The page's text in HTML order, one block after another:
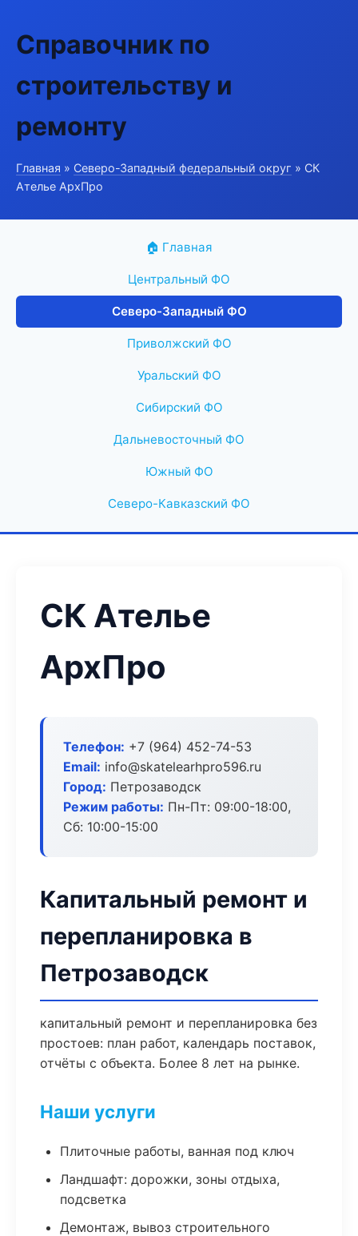
Справочник по
строительству и
ремонту
Главная » Северо-Западный федеральный округ » СК
Ателье АрхПро
🏠 Главная
Центральный ФО
Северо-Западный ФО
Приволжский ФО
Уральский ФО
Сибирский ФО
Дальневосточный ФО
Южный ФО
Северо-Кавказский ФО
СК Ателье
АрхПро
Телефон: +7 (964) 452-74-53
Email: info@skatelearhpro596.ru
Город: Петрозаводск
Режим работы: Пн-Пт: 09:00-18:00,
Сб: 10:00-15:00
Капитальный ремонт и
перепланировка в
Петрозаводск
капитальный ремонт и перепланировка без
простоев: план работ, календарь поставок,
отчёты с объекта. Более 8 лет на рынке.
Наши услуги
Плиточные работы, ванная под ключ
Ландшафт: дорожки, зоны отдыха,
подсветка
Демонтаж, вывоз строительного